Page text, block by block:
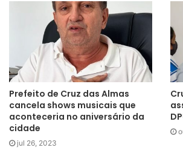
Prefeito de Cruz das Almas
cancela shows musicais que
aconteceria no aniversário da
cidade
jul 26, 2023